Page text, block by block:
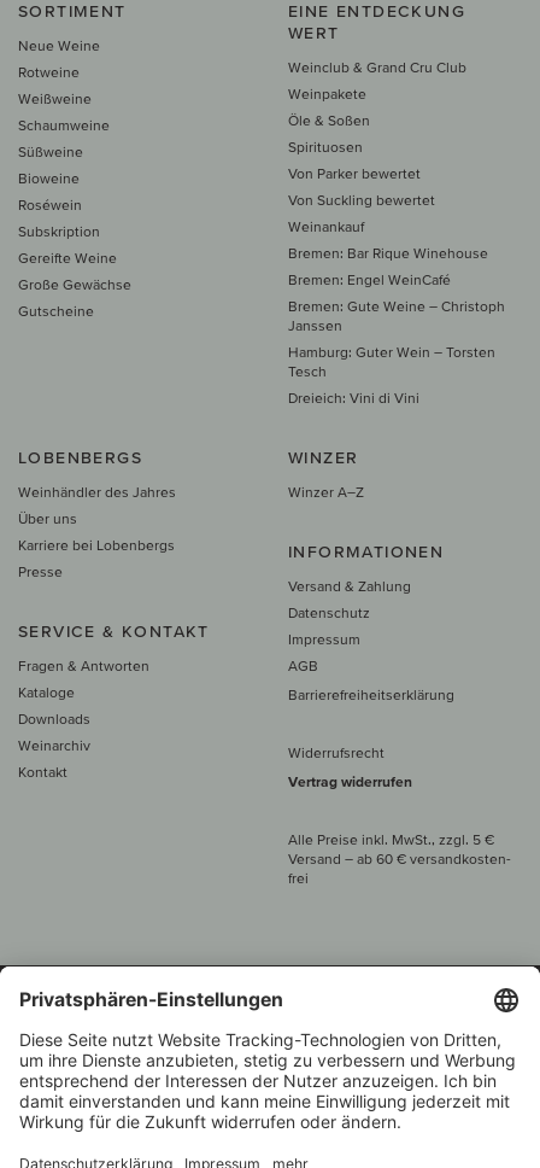
SORTIMENT
Neue Weine
Rotweine
Weißweine
Schaumweine
Süßweine
Bioweine
Roséwein
Subskription
Gereifte Weine
Große Gewächse
Gutscheine
EINE ENTDECKUNG
WERT
Weinclub & Grand Cru Club
Weinpakete
Öle & Soßen
Spirituosen
Von Parker bewertet
Von Suckling bewertet
Weinankauf
Bremen: Bar Rique Winehouse
Bremen: Engel WeinCafé
Bremen: Gute Weine – Christoph
Janssen
Hamburg: Guter Wein – Torsten
Tesch
Dreieich: Vini di Vini
LOBENBERGS
Weinhändler des Jahres
Über uns
Karriere bei Lobenbergs
Presse
SERVICE & KONTAKT
Fragen & Antworten
Kataloge
Downloads
Weinarchiv
Kontakt
WINZER
Winzer A–Z
INFORMATIONEN
Versand & Zahlung
Datenschutz
Impressum
AGB
Barrierefreiheitserklärung
Widerrufsrecht
Vertrag widerrufen
Alle Preise inkl. MwSt., zzgl. 5 €
Versand – ab 60 € versand­kosten­
frei
Beratung unter
+49 421 696 797-0
1.000 Winzer –
Über 7.000 Weine
Weinhändler
des Jahres 2022